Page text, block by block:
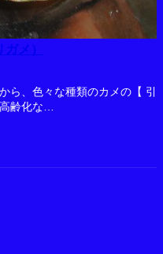
メ）
ら、色々な種類のカメの【 引
齢化な…